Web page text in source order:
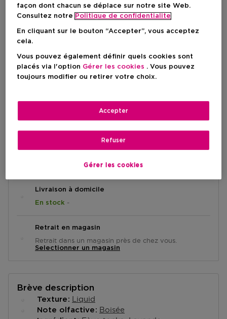
Choisissez votre format
50 ML En stock
50 ML
Prix promotionnel
60,35 €
71,00 €
100 ML
Prix promotionnel
85,00 €
100,00 €
Prix promotionnel
60,35 €
AJOUTER AU PANIER
Livraison à domicile
En stock -
Retrait en magasin
Retrait dans un magasin près de chez vous.
Selectionner un magasin
Brève description
Texture Liquid
Note olfactive Boisée
façon dont chacun se déplace sur notre site Web.
Consultez notre Politique de confidentialite
En cliquant sur le bouton “Accepter”, vous acceptez
cela.
Vous pouvez également définir quels cookies sont
placés via l'option Gérer les cookies . Vous pouvez
toujours modifier ou retirer votre choix.
Gérer les cookies
Refuser
Accepter